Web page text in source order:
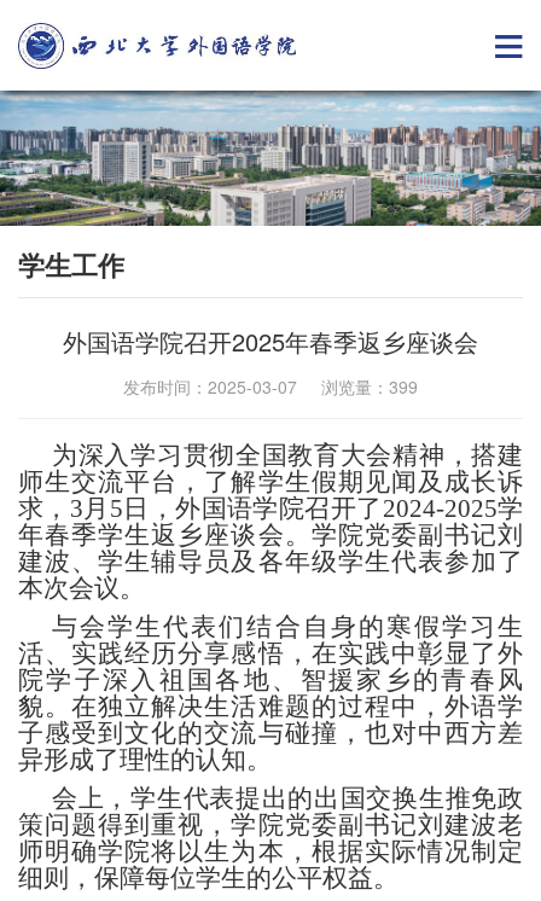
学生工作
外国语学院召开2025年春季返乡座谈会
发布时间：2025-03-07 浏览量： 399
为深入学习贯彻全国教育大会精神，搭建
师生交流平台，了解学生假期见闻及成长诉
求，3月5日，外国语学院召开了2024-2025学
年春季学生返乡座谈会。学院党委副书记刘
建波、学生辅导员及各年级学生代表参加了
本次会议。
与会学生代表们结合自身的寒假学习生
活、实践经历分享感悟，在实践中彰显了外
院学子深入祖国各地、智援家乡的青春风
貌。在独立解决生活难题的过程中，外语学
子感受到文化的交流与碰撞，也对中西方差
异形成了理性的认知。
会上，学生代表提出的出国交换生推免政
策问题得到重视，学院党委副书记刘建波老
师明确学院将以生为本，根据实际情况制定
细则，保障每位学生的公平权益。